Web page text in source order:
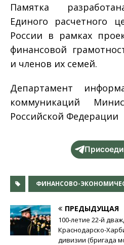
Памятка
Единого расчетного
России в рамках
финансовой
и членов их семей.
Департамент
коммуникаций
Российской Федерации
ФИНАНСОВО-
ПРЕДЫДУЩАЯ
100-летие 22-й
Краснодарско-
дивизии (бригада